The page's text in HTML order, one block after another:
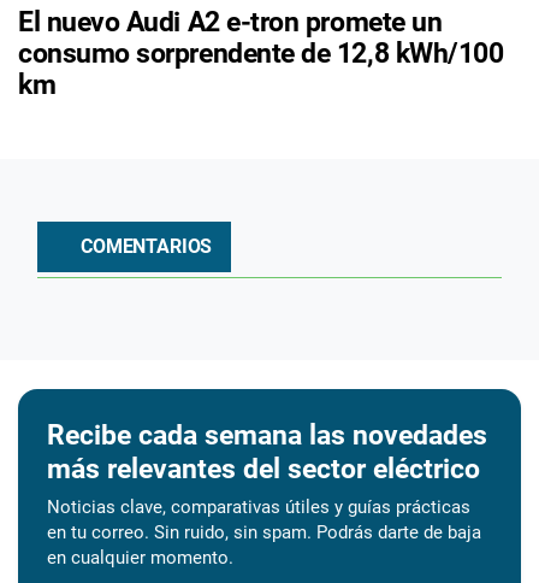
El nuevo Audi A2 e-tron promete un
consumo sorprendente de 12,8 kWh/100
km
COMENTARIOS
Recibe cada semana las novedades
más relevantes del sector eléctrico
Noticias clave, comparativas útiles y guías prácticas
en tu correo. Sin ruido, sin spam. Podrás darte de baja
en cualquier momento.